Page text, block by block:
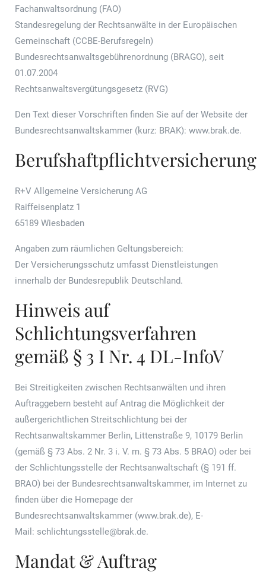
Fachanwaltsordnung (FAO)
Standesregelung der Rechtsanwälte in der Europäischen
Gemeinschaft (CCBE-Berufsregeln)
Bundesrechtsanwaltsgebührenordnung (BRAGO), seit
01.07.2004
Rechtsanwaltsvergütungsgesetz (RVG)
Den Text dieser Vorschriften finden Sie auf der Website der
Bundesrechtsanwaltskammer (kurz: BRAK): www.brak.de.
Berufshaftpflichtversicherung
R+V Allgemeine Versicherung AG
Raiffeisenplatz 1
65189 Wiesbaden
Angaben zum räumlichen Geltungsbereich:
Der Versicherungsschutz umfasst Dienstleistungen
innerhalb der Bundesrepublik Deutschland.
Hinweis auf
Schlichtungsverfahren
gemäß § 3 I Nr. 4 DL-InfoV
Bei Streitigkeiten zwischen Rechtsanwälten und ihren
Auftraggebern besteht auf Antrag die Möglichkeit der
außergerichtlichen Streitschlichtung bei der
Rechtsanwaltskammer Berlin, Littenstraße 9, 10179 Berlin
(gemäß § 73 Abs. 2 Nr. 3 i. V. m. § 73 Abs. 5 BRAO) oder bei
der Schlichtungsstelle der Rechtsanwaltschaft (§ 191 ff.
BRAO) bei der Bundesrechtsanwaltskammer, im Internet zu
finden über die Homepage der
Bundesrechtsanwaltskammer (www.brak.de), E-
Mail: schlichtungsstelle@brak.de.
Mandat & Auftrag